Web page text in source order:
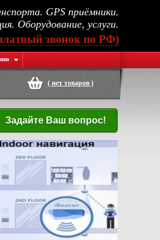
GPS приёмники.
Оборудование, услуги.
звонок по РФ)
(нет товаров)
Задайте Ваш вопрос!